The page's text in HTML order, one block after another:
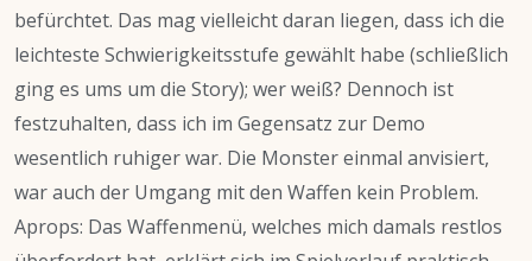
befürchtet. Das mag vielleicht daran liegen, dass ich die
leichteste Schwierigkeitsstufe gewählt habe (schließlich
ging es ums um die Story); wer weiß? Dennoch ist
festzuhalten, dass ich im Gegensatz zur Demo
wesentlich ruhiger war. Die Monster einmal anvisiert,
war auch der Umgang mit den Waffen kein Problem.
Aprops: Das Waffenmenü, welches mich damals restlos